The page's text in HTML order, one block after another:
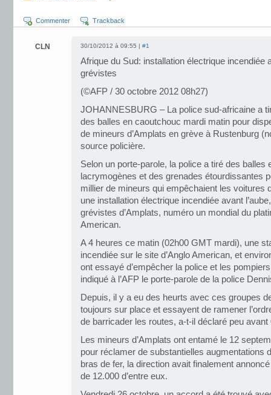
Commenter Trackback
CLN 30/10/2012 à 09:55 | #1
Afrique du Sud: installation électrique incendiée
grévistes
(©AFP / 30 octobre 2012 08h27)
JOHANNESBURG – La police sud-africaine a
des balles en caoutchouc mardi matin pour
de mineurs d’Amplats en grève à Rustenburg
source policière.
Selon un porte-parole, la police a tiré des balles
lacrymogènes et des grenades étourdissantes
millier de mineurs qui empêchaient les voitures
une installation électrique incendiée avant
grévistes d’Amplats, numéro un mondial du
American.
A 4 heures ce matin (02h00 GMT mardi), une
incendiée sur le site d’Anglo American, et
ont essayé d’empêcher la police et les
indiqué à l’AFP le porte-parole de la police
Depuis, il y a eu des heurts avec ces groupes
toujours sur place et essayent de ramener
de barricader les routes, a-t-il déclaré peu avant
Les mineurs d’Amplats ont entamé le 12
pour réclamer de substantielles augmentations
bras de fer, la direction avait finalement
de 12.000 d’entre eux.